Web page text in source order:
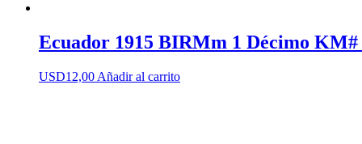
Ecuador 1915 BIRMm 1 Décimo KM#
USD12,00 Añadir al carrito